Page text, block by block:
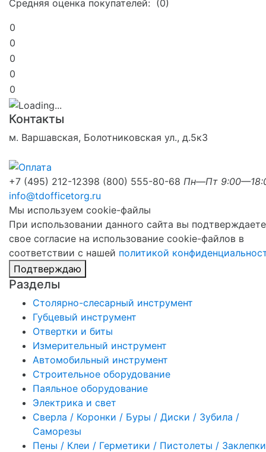
Средняя оценка покупателей: (0)
0
0
0
0
0
Контакты
м. Варшавская, Болотниковская ул., д.5к3
+7 (495) 212-12398 (800) 555-80-68 Пн—Пт
info@tdofficetorg.ru
Мы используем cookie-файлы
При использовании данного сайта вы подтверждаете
свое согласие на использование cookie-файлов в
соответствии с нашей политикой
Подтверждаю
Разделы
Столярно-слесарный инструмент
Губцевый инструмент
Отвертки и биты
Измерительный инструмент
Автомобильный инструмент
Строительное оборудование
Паяльное оборудование
Электрика и свет
Сверла / Коронки / Буры / Диски / Зубила /
Саморезы
Пены / Клеи / Герметики / Пистолеты / Заклепки